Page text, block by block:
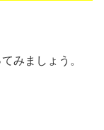
みましょう。